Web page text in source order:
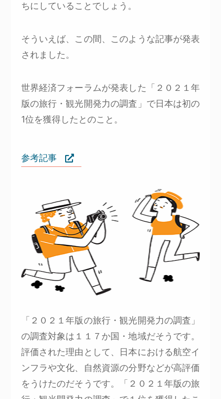
ちにしていることでしょう。
そういえば、この間、このような記事が発表
されました。
世界経済フォーラムが発表した「２０２１年
版の旅行・観光開発力の調査」で日本は初の
1位を獲得したとのこと。
参考記事
「２０２１年版の旅行・観光開発力の調査」
の調査対象は１１７か国・地域だそうです。
評価された理由として、日本における航空イ
ンフラや文化、自然資源の分野などが高評価
をうけたのだそうです。「２０２１年版の旅